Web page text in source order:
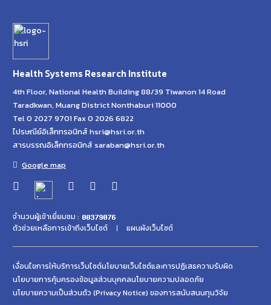
Health Systems Research Institute
4th Floor, National Health Building 88/39 Tiwanon 14 Road
Taradkwan, Muang District Nonthaburi 11000
Tel 0 2027 9701 Fax 0 2026 6822
ไปรษณีย์อิเล็กทรอนิกส์ hsri@hsri.or.th
สารบรรณอิเล็กทรอนิกส์ saraban@hsri.or.th
Google map
จำนวนผู้เข้าเยี่ยมชม :
ตัวช่วยเหลือการเข้าถึงเว็บไซต์
แผนผังเว็บไซต์
เงื่อนไขการให้บริการเว็บไซต์นโยบายเว็บไซต์และการปฏิเสธความรับผิด
นโยบายการคุ้มครองข้อมูลส่วนบุคคลนโยบายความปลอดภัย
นโยบายความเป็นส่วนตัว (Privacy Notice) ของการสนับสนนทุนวิจัย